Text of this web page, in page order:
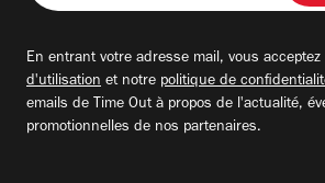
adresse
En entrant votre adresse mail, vous acceptez
d'utilisation et notre politique de
emails de Time Out à propos de l'actualité,
promotionnelles de nos partenaires.